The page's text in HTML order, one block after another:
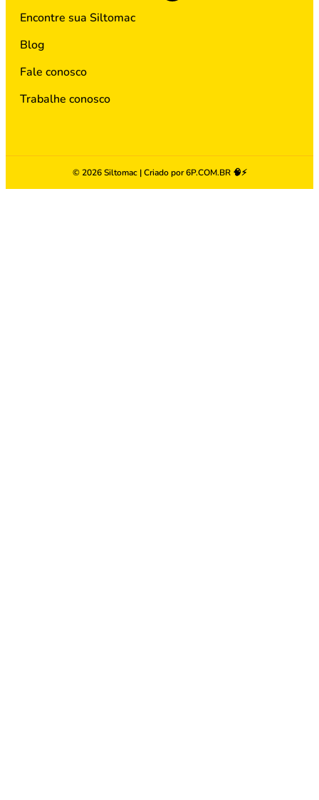
Encontre sua Siltomac
Blog
Fale conosco
Trabalhe conosco
© 2026 Siltomac | Criado por6P.COM.BR 🧠⚡